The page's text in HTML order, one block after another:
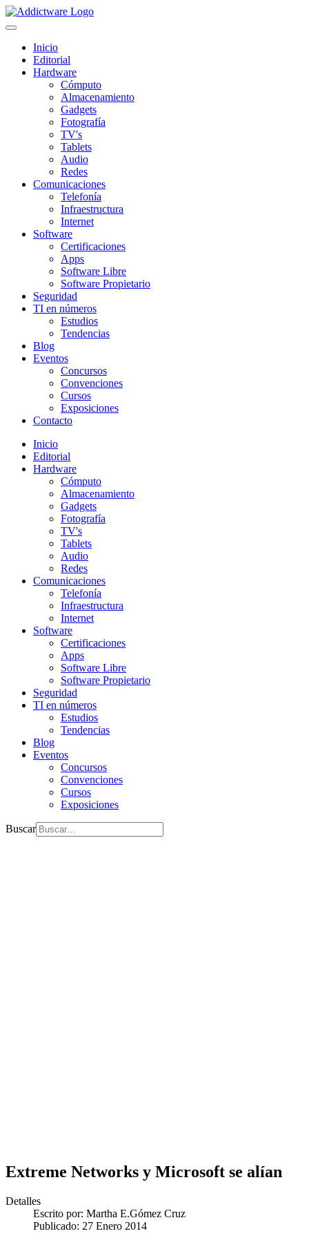
Inicio
Editorial
Hardware
Cómputo
Almacenamiento
Gadgets
Fotografía
TV's
Tablets
Audio
Redes
Comunicaciones
Telefonía
Infraestructura
Internet
Software
Certificaciones
Apps
Software Libre
Software Propietario
Seguridad
TI en números
Estudios
Tendencias
Blog
Eventos
Concursos
Convenciones
Cursos
Exposiciones
Contacto
Inicio
Editorial
Hardware
Cómputo
Almacenamiento
Gadgets
Fotografía
TV's
Tablets
Audio
Redes
Comunicaciones
Telefonía
Infraestructura
Internet
Software
Certificaciones
Apps
Software Libre
Software Propietario
Seguridad
TI en números
Estudios
Tendencias
Blog
Eventos
Concursos
Convenciones
Cursos
Exposiciones
Buscar
Extreme Networks y Microsoft se alían
Detalles
Escrito por: Martha E.Gómez Cruz
Publicado: 27 Enero 2014